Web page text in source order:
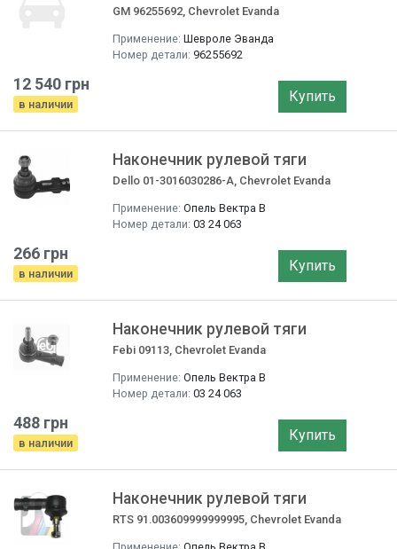
GM 96255692, Chevrolet Evanda
Применение: Шевроле Эванда
Номер детали: 96255692
12 540 грн
в наличии Купить
Наконечник рулевой тяги
Dello 01-3016030286-A, Chevrolet Evanda
Применение: Опель Вектра B
Номер детали: 03 24 063
266 грн
в наличии Купить
Наконечник рулевой тяги
Febi 09113, Chevrolet Evanda
Применение: Опель Вектра B
Номер детали: 03 24 063
488 грн
в наличии Купить
Наконечник рулевой тяги
RTS 91.003609999999995, Chevrolet Evanda